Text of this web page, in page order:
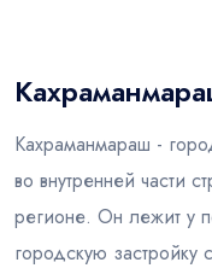
Кахраманмараш -
во внутренней части
регионе. Он лежит у
городскую